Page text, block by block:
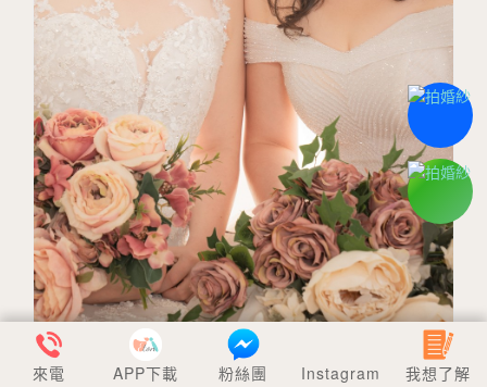
來電 APP下載 粉絲團 Instagram 我想了解